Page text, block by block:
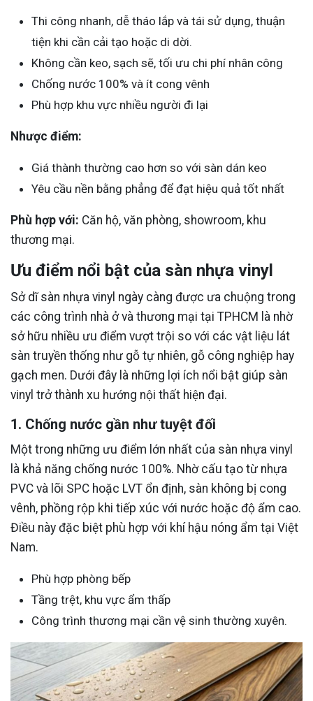
Thi công nhanh, dễ tháo lắp và tái sử dụng, thuận
tiện khi cần cải tạo hoặc di dời.
Không cần keo, sạch sẽ, tối ưu chi phí nhân công
Chống nước 100% và ít cong vênh
Phù hợp khu vực nhiều người đi lại
Nhược điểm:
Giá thành thường cao hơn so với sàn dán keo
Yêu cầu nền bằng phẳng để đạt hiệu quả tốt nhất
Phù hợp với: Căn hộ, văn phòng, showroom, khu
thương mại.
Ưu điểm nổi bật của sàn nhựa vinyl
Sở dĩ sàn nhựa vinyl ngày càng được ưa chuộng trong
các công trình nhà ở và thương mại tại TPHCM là nhờ
sở hữu nhiều ưu điểm vượt trội so với các vật liệu lát
sàn truyền thống như gỗ tự nhiên, gỗ công nghiệp hay
gạch men. Dưới đây là những lợi ích nổi bật giúp sàn
vinyl trở thành xu hướng nội thất hiện đại.
1. Chống nước gần như tuyệt đối
Một trong những ưu điểm lớn nhất của sàn nhựa vinyl
là khả năng chống nước 100%. Nhờ cấu tạo từ nhựa
PVC và lõi SPC hoặc LVT ổn định, sàn không bị cong
vênh, phồng rộp khi tiếp xúc với nước hoặc độ ẩm cao.
Điều này đặc biệt phù hợp với khí hậu nóng ẩm tại Việt
Nam.
Phù hợp phòng bếp
Tầng trệt, khu vực ẩm thấp
Công trình thương mại cần vệ sinh thường xuyên.